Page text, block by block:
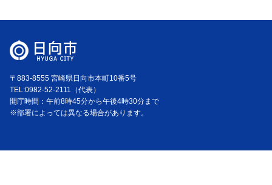
〒883-8555 宮崎県日向市本町10番5号
TEL:0982-52-2111（代表）
開庁時間：午前8時45分から午後4時30分まで
※部署によっては異なる場合があります。